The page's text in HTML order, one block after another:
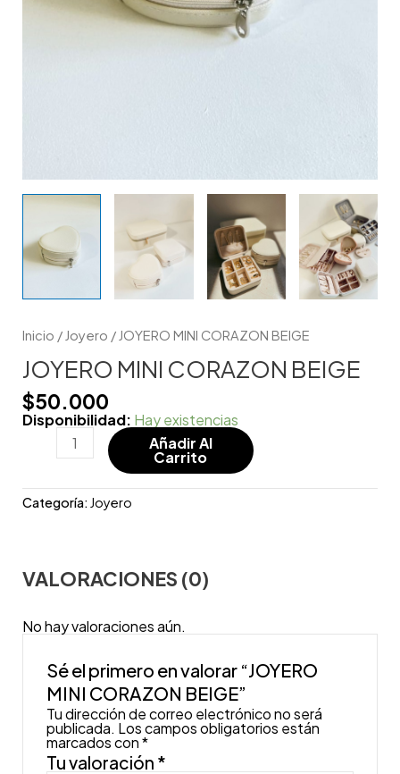
Inicio / Joyero / JOYERO MINI CORAZON BEIGE
JOYERO MINI CORAZON BEIGE
$50.000
Disponibilidad: Hay existencias
Añadir Al
Carrito
Categoría: Joyero
VALORACIONES (0)
No hay valoraciones aún.
Sé el primero en valorar “JOYERO
MINI CORAZON BEIGE”
Tu dirección de correo electrónico no será
publicada. Los campos obligatorios están
marcados con*
Tu valoración *